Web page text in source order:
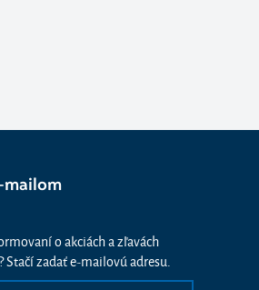
mailom
o akciách a zľavách
Stačí zadať e-mailovú adresu.